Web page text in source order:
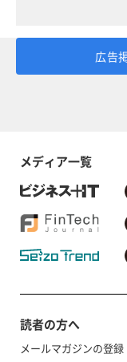
広告
メディア一覧
読者の方へ
メールマガジンの登録